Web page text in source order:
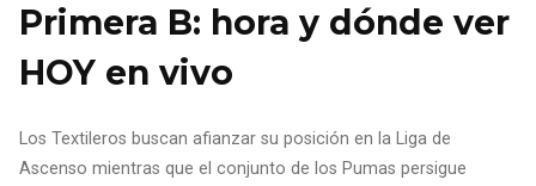
Primera B: hora y dónde ver
HOY en vivo
Los Textileros buscan afianzar su posición en la Liga de
Ascenso mientras que el conjunto de los Pumas persigue